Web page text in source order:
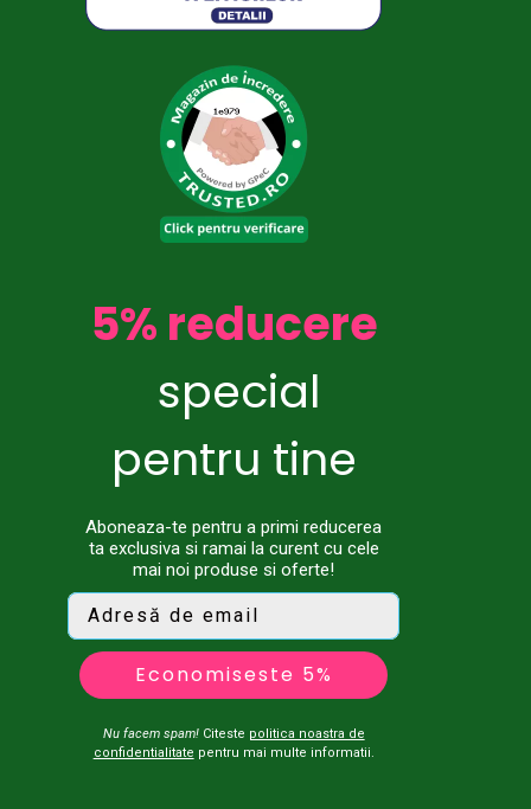
5% reducere
special
pentru tine
Aboneaza-te pentru a primi reducerea
ta exclusiva si ramai la curent cu cele
mai noi produse si oferte!
Economiseste 5%
Nu facem spam!Citeste politica noastra de
confidentialitate pentru mai multe informatii.